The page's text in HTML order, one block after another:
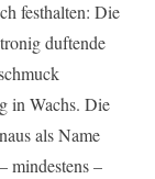
festhalten: Die
duftende
in Wachs. Die
als Name
mindestens –